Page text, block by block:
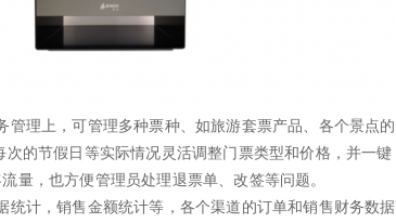
理上，可管理多种票种、如旅游套票产品、各个景点的
的节假日等实际情况灵活调整门票类型和价格，并一键
量，也方便管理员处理退票单、改签等问题。
计，销售金额统计等，各个渠道的订单和销售财务数据